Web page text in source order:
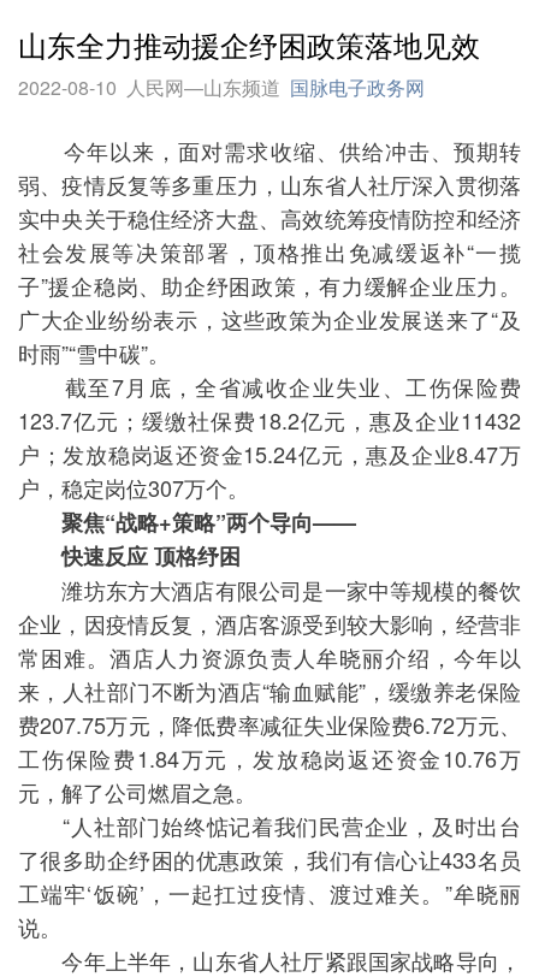
山东全力推动援企纾困政策落地见效
2022-08-10 人民网—山东频道 国脉电子政务网
今年以来，面对需求收缩、供给冲击、预期转
弱、疫情反复等多重压力，山东省人社厅深入贯彻落
实中央关于稳住经济大盘、高效统筹疫情防控和经济
社会发展等决策部署，顶格推出免减缓返补“一揽
子”援企稳岗、助企纾困政策，有力缓解企业压力。
广大企业纷纷表示，这些政策为企业发展送来了“及
时雨”“雪中碳”。
截至7月底，全省减收企业失业、工伤保险费
123.7亿元；缓缴社保费18.2亿元，惠及企业11432
户；发放稳岗返还资金15.24亿元，惠及企业8.47万
户，稳定岗位307万个。
聚焦“战略+策略”两个导向——
快速反应 顶格纾困
潍坊东方大酒店有限公司是一家中等规模的餐饮
企业，因疫情反复，酒店客源受到较大影响，经营非
常困难。酒店人力资源负责人牟晓丽介绍，今年以
来，人社部门不断为酒店“输血赋能”，缓缴养老保险
费207.75万元，降低费率减征失业保险费6.72万元、
工伤保险费1.84万元，发放稳岗返还资金10.76万
元，解了公司燃眉之急。
“人社部门始终惦记着我们民营企业，及时出台
了很多助企纾困的优惠政策，我们有信心让433名员
工端牢‘饭碗’，一起扛过疫情、渡过难关。”牟晓丽
说。
今年上半年，山东省人社厅紧跟国家战略导向，